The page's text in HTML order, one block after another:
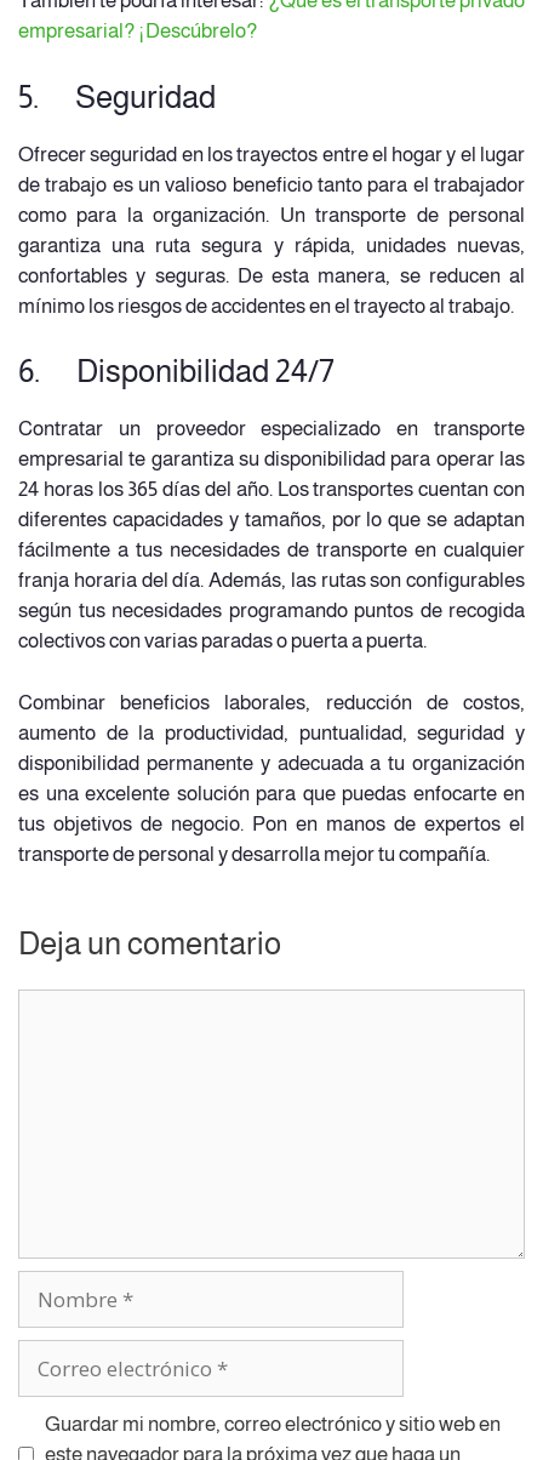
empresarial? ¡Descúbrelo?
5. Seguridad
Ofrecer seguridad en los trayectos entre el hogar y el lugar
de trabajo es un valioso beneficio tanto para el trabajador
como para la organización. Un transporte de personal
garantiza una ruta segura y rápida, unidades nuevas,
confortables y seguras. De esta manera, se reducen al
mínimo los riesgos de accidentes en el trayecto al trabajo.
6. Disponibilidad 24/7
Contratar un proveedor especializado en transporte
empresarial te garantiza su disponibilidad para operar las
24 horas los 365 días del año. Los transportes cuentan con
diferentes capacidades y tamaños, por lo que se adaptan
fácilmente a tus necesidades de transporte en cualquier
franja horaria del día. Además, las rutas son configurables
según tus necesidades programando puntos de recogida
colectivos con varias paradas o puerta a puerta.
Combinar beneficios laborales, reducción de costos,
aumento de la productividad, puntualidad, seguridad y
disponibilidad permanente y adecuada a tu organización
es una excelente solución para que puedas enfocarte en
tus objetivos de negocio. Pon en manos de expertos el
transporte de personal y desarrolla mejor tu compañía.
Deja un comentario
Guardar mi nombre, correo electrónico y sitio web en
este navegador para la próxima vez que haga un